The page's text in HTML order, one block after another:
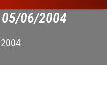
05/06/2004